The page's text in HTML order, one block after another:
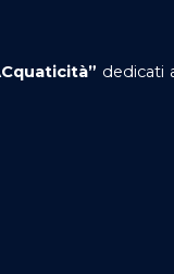
dedicati